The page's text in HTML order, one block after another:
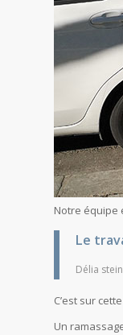
Notre équipe
Le
Délia
C’est sur
Un